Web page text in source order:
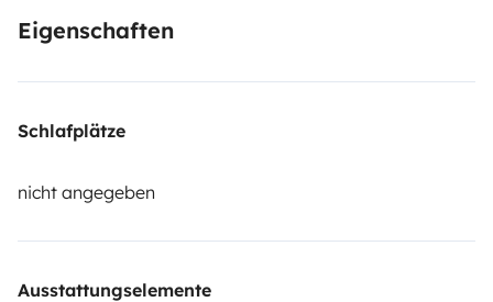
Eigenschaften
Schlafplätze
nicht angegeben
Ausstattungselemente